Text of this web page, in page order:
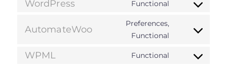
WordPress Functional
Consent
service
AutomateWoo
Preferences,
Functional
Consent
service
WPML Functional
Consent